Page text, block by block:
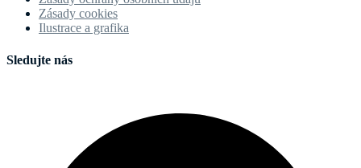
Zásady cookies
Ilustrace a grafika
Sledujte nás